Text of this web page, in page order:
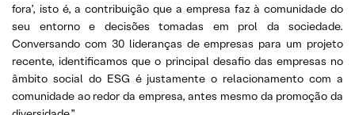
fora’, isto é, a contribuição que a empresa faz à comunidade do
seu entorno e decisões tomadas em prol da sociedade.
Conversando com 30 lideranças de empresas para um projeto
recente, identificamos que o principal desafio das empresas no
âmbito social do ESG é justamente o relacionamento com a
comunidade ao redor da empresa, antes mesmo da promoção da